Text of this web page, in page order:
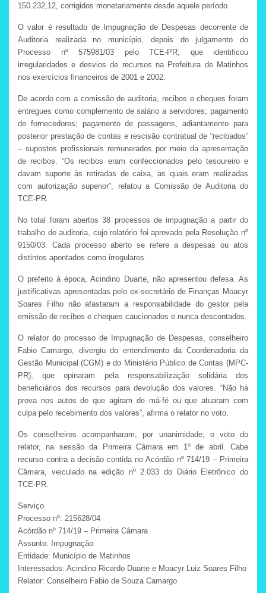
150.232,12, corrigidos monetariamente desde aquele período.
O valor é resultado de Impugnação de Despesas decorrente de
Auditoria realizada no município, depois do julgamento do
Processo nº 575981/03 pelo TCE-PR, que identificou
irregularidades e desvios de recursos na Prefeitura de Matinhos
nos exercícios financeiros de 2001 e 2002.
De acordo com a comissão de auditoria, recibos e cheques foram
entregues como complemento de salário a servidores; pagamento
de fornecedores; pagamento de passagens, adiantamento para
posterior prestação de contas e rescisão contratual de “recibados”
– supostos profissionais remunerados por meio da apresentação
de recibos. “Os recibos eram confeccionados pelo tesoureiro e
davam suporte às retiradas de caixa, as quais eram realizadas
com autorização superior”, relatou a Comissão de Auditoria do
TCE-PR.
No total foram abertos 38 processos de impugnação a partir do
trabalho de auditoria, cujo relatório foi aprovado pela Resolução nº
9150/03. Cada processo aberto se refere a despesas ou atos
distintos apontados como irregulares.
O prefeito à época, Acindino Duarte, não apresentou defesa. As
justificativas apresentadas pelo ex-secretário de Finanças Moacyr
Soares Filho não afastaram a responsabilidade do gestor pela
emissão de recibos e cheques caucionados e nunca descontados.
O relator do processo de Impugnação de Despesas, conselheiro
Fabio Camargo, divergiu do entendimento da Coordenadoria da
Gestão Municipal (CGM) e do Ministério Público de Contas (MPC-
PR), que opinaram pela responsabilização solidária dos
beneficiários dos recursos para devolução dos valores. “Não há
prova nos autos de que agiram de má-fé ou que atuaram com
culpa pelo recebimento dos valores”, afirma o relator no voto.
Os conselheiros acompanharam, por unanimidade, o voto do
relator, na sessão da Primeira Câmara em 1º de abril. Cabe
recurso contra a decisão contida no Acórdão nº 714/19 – Primeira
Câmara, veiculado na edição nº 2.033 do Diário Eletrônico do
TCE-PR.
Serviço
Processo nº: 215628/04
Acórdão nº 714/19 – Primeira Câmara
Assunto: Impugnação
Entidade: Município de Matinhos
Interessados: Acindino Ricardo Duarte e Moacyr Luiz Soares Filho
Relator: Conselheiro Fabio de Souza Camargo